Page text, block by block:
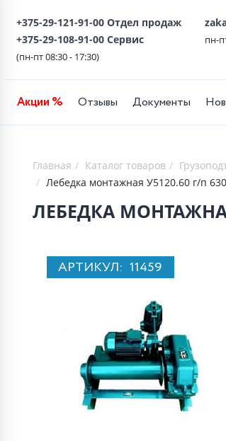
+375-29-121-91-00 Отдел продаж
+375-29-108-91-00 Сервис
(пн-пт 08:30 - 17:30)
пн-
Акции % Отзывы Документы
Главная Каталог товаров
Лебедка монтажная У5120.60 г/п
ЛЕБЕДКА
АРТИКУЛ: 11459